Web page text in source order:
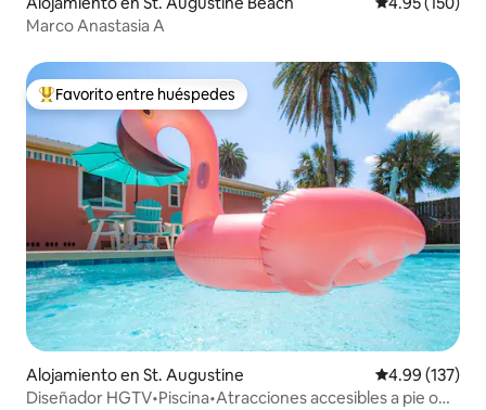
Marco Anastasia A
Favorito entre huéspedes preferido
Favorito entre huéspedes
Alojamiento en St. Augustine Calificación
4.99 (137)
Diseñador HGTV•Piscina•Atracciones accesibles a pie o